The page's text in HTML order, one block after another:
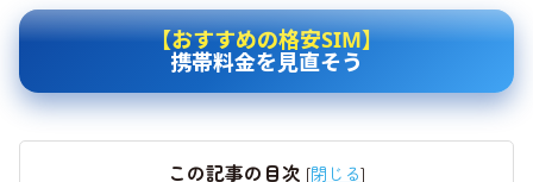
【おすすめの格安SIM】
携帯料金を見直そう
この記事の目次 [閉じる]